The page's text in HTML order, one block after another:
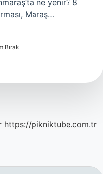
ne yenir? 8
Maraş…
Bırak
https://pikniktube.com.tr